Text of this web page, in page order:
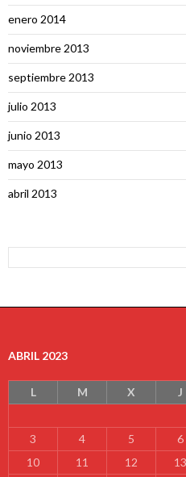
enero 2014
noviembre 2013
septiembre 2013
julio 2013
junio 2013
mayo 2013
abril 2013
ABRIL 2023
L M X J
3
4 5 6
10
11 12 13